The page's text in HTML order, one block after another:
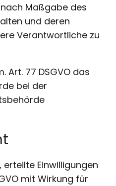
Maßgabe des
und deren
Verantwortliche zu
Art. 77 DSGVO das
bei der
Einwilligungen
mit Wirkung für